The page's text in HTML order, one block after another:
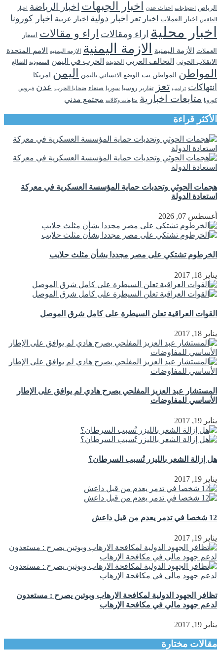
الرياض
احتجاجات احداث عدن اخبار الجبهات اخبار الرياضة اخبار
الطقس
اخبار العملات اخبار تعز اخبار دولية اخبار عربية اخبار كورونا
اخبار محلية اراء ومقالات اراء و مقالات اسعار
العملات الأزمة اليمنية الازمة اليمنية الازمه اليمنيه الامم المتحدة
الانقلاب الحوثي التحالف العربي الحديدة الحرب في اليمن السعودية الضالع
المواطن المواطن نت الوضع الانساني باليمن اليمن امريكا
انتهاكات ترامب تعز تقارير روسيا سوريا صنعاء ضحايا الحرب عدن فيروس
كورونا متابعات اخبارية متابعات وكالات مجتمع مدني
الأكثر قراءة
هجمات الحوثي وتحديات حماية المؤسسة العسكرية في معركة
استعادة الدولة
أغسطس 07, 2026
الخرطوم تشتكي على مصر مجددا بشأن مثلث حلايب
يناير 18, 2017
القوات العراقية تعلن السيطرة على كامل شرق الموصل
يناير 18, 2017
المستشار عبد العزيز المفلحي يصرح هادي لم يوافق على الإطار
الأساسي للمفاوضات
يناير 19, 2017
هل إزالة الشعر بالليزر تُسبب السرطان؟
يناير 19, 2017
12 شخصا في تدمر يعدم من قبل داعش
يناير 19, 2017
تظافر الجهود الدولية لمكافحة الارهاب وبوتين يصرح : مستعدون
لدعم جهود مالي في مكافحة الإرهاب
يناير 19, 2017
مقالات مختارة